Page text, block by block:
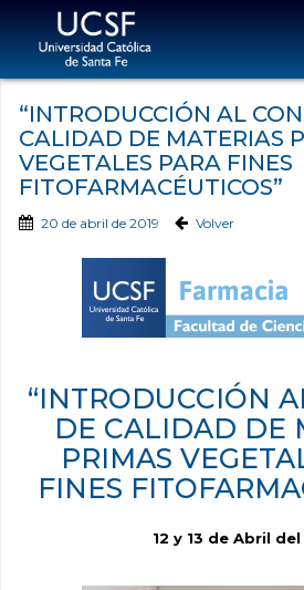
“INTRODUCCIÓN AL
CALIDAD DE MATERIAS
VEGETALES PARA FINES
FITOFARMACÉUTICOS”
20 de abril de 2019 Volver
“INTRODUCCIÓN
DE CALIDAD DE
PRIMAS
FINES
12 y 13 de Abril del